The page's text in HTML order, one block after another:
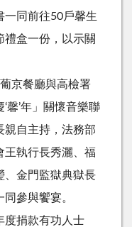
一同前往50戶馨生
禮盒一份，以示關
京餐廳與高檢署
馨’年」關懷音樂聯
親自主持，法務部
王執行長秀灑、福
、金門監獄典獄長
參與饗宴。
度捐款有功人士